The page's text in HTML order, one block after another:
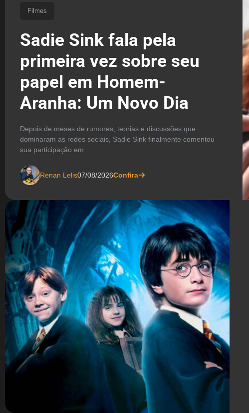
Filmes
Sadie Sink fala pela
primeira vez sobre seu
papel em Homem-
Aranha: Um Novo Dia
Depois de meses de rumores, teorias e discussões que
dominaram as redes sociais, Sadie Sink finalmente comentou
sua participação em
Renan Lelis07/08/2026Confira